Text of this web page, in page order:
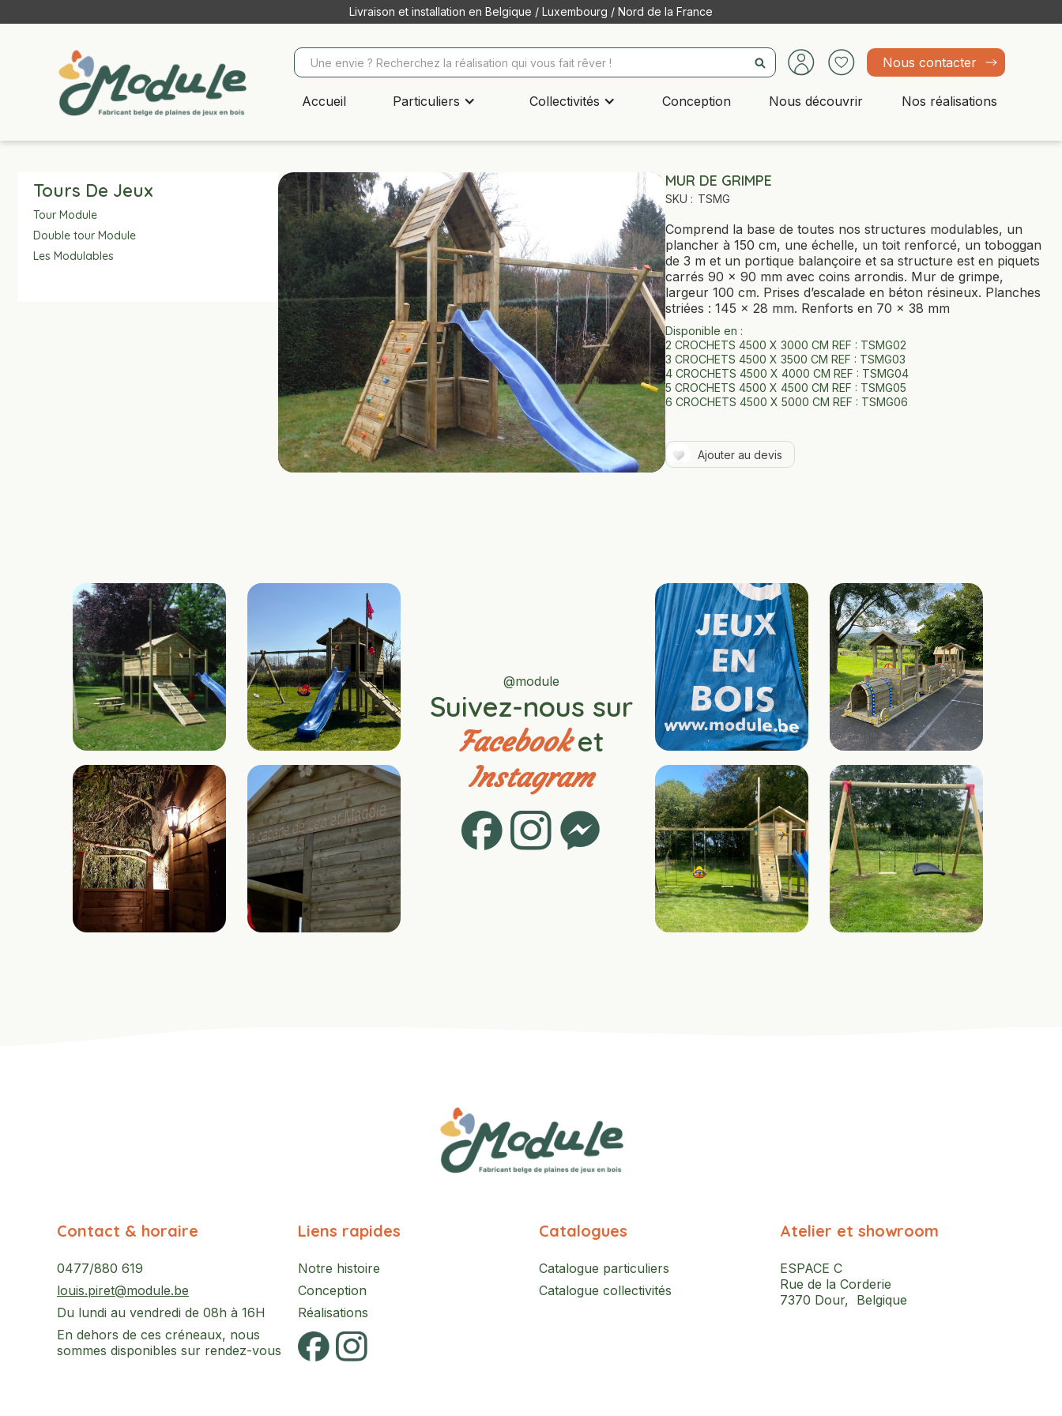
Livraison et installation en Belgique / Luxembourg / Nord de la France
Nous contacter
Accueil Particuliers Collectivités Conception Nous découvrir Nos réalisations
Tours De Jeux
Tour Module
Double tour Module
Les Modulables
MUR DE GRIMPE
SKU : TSMG
Comprend la base de toutes nos structures modulables, un
plancher à 150 cm, une échelle, un toit renforcé, un toboggan
de 3 m et un portique balançoire et sa structure est en piquets
carrés 90 × 90 mm avec coins arrondis. Mur de grimpe,
largeur 100 cm. Prises dʼescalade en béton résineux. Planches
striées : 145 × 28 mm. Renforts en 70 × 38 mm
Disponible en :
2 CROCHETS 4500 X 3000 CM REF : TSMG02
3 CROCHETS 4500 X 3500 CM REF : TSMG03
4 CROCHETS 4500 X 4000 CM REF : TSMG04
5 CROCHETS 4500 X 4500 CM REF : TSMG05
6 CROCHETS 4500 X 5000 CM REF : TSMG06
Ajouter au devis
@module
Suivez-nous sur
Facebooket
Instagram
Contact & horaire
0477/880 619
louis.piret@module.be
Du lundi au vendredi de 08h à 16H
En dehors de ces créneaux, nous
sommes disponibles sur rendez-vous
Liens rapides
Notre histoire
Conception
Réalisations
Catalogues
Catalogue particuliers
Catalogue collectivités
Atelier et showroom
ESPACE C
Rue de la Corderie
7370 Dour, Belgique